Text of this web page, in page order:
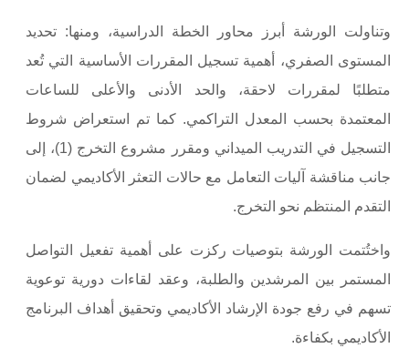
وتناولت الورشة أبرز محاور الخطة الدراسية، ومنها: تحديد
المستوى الصفري، أهمية تسجيل المقررات الأساسية التي تُعد
متطلبًا لمقررات لاحقة، والحد الأدنى والأعلى للساعات
المعتمدة بحسب المعدل التراكمي. كما تم استعراض شروط
التسجيل في التدريب الميداني ومقرر مشروع التخرج (1)، إلى
جانب مناقشة آليات التعامل مع حالات التعثر الأكاديمي لضمان
التقدم المنتظم نحو التخرج.
واختُتمت الورشة بتوصيات ركزت على أهمية تفعيل التواصل
المستمر بين المرشدين والطلبة، وعقد لقاءات دورية توعوية
تسهم في رفع جودة الإرشاد الأكاديمي وتحقيق أهداف البرنامج
الأكاديمي بكفاءة.